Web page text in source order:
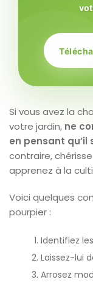
Si vous avez la
votre jardin, ne
en pensant qu’il
contraire,
apprenez à la
Voici quelques
pourpier :
Identifiez
Laissez-lui
Arrosez